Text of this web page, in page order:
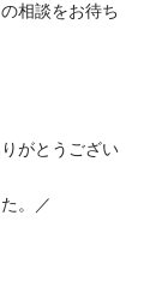
相談をお待ち
がとうござい
。／